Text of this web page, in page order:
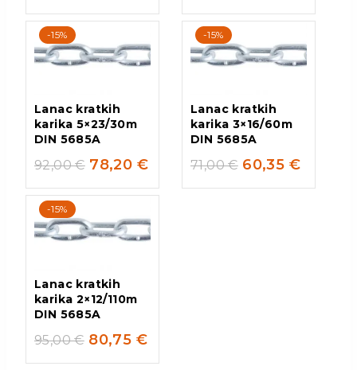
-15%
Lanac kratkih
karika 5×23/30m
DIN 5685A
92,00€ 78,20 €
-15%
Lanac kratkih
karika 3×16/60m
DIN 5685A
71,00€ 60,35 €
-15%
Lanac kratkih
karika 2×12/110m
DIN 5685A
95,00€ 80,75 €